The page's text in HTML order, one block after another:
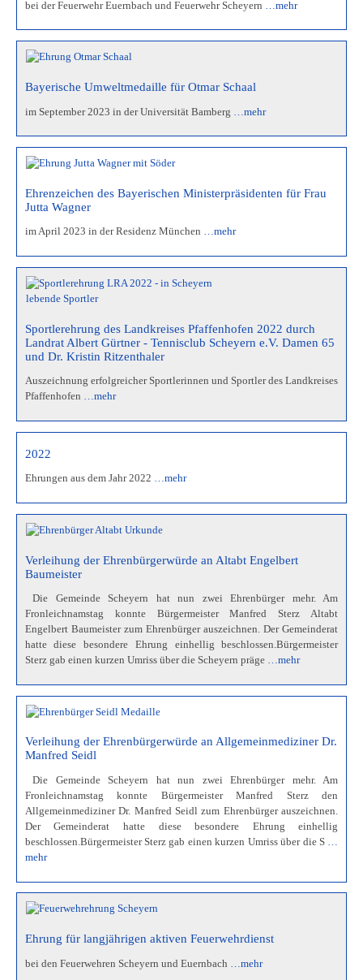
bei der Feuerwehr Euernbach und Feuerwehr Scheyern …mehr
Bayerische Umweltmedaille für Otmar Schaal
im September 2023 in der Universität Bamberg …mehr
Ehrenzeichen des Bayerischen Ministerpräsidenten für Frau
Jutta Wagner
im April 2023 in der Residenz München …mehr
Sportlerehrung des Landkreises Pfaffenhofen 2022 durch
Landrat Albert Gürtner - Tennisclub Scheyern e.V. Damen 65
und Dr. Kristin Ritzenthaler
Auszeichnung erfolgreicher Sportlerinnen und Sportler des Landkreises
Pfaffenhofen …mehr
2022
Ehrungen aus dem Jahr 2022 …mehr
Verleihung der Ehrenbürgerwürde an Altabt Engelbert
Baumeister
Die Gemeinde Scheyern hat nun zwei Ehrenbürger mehr. Am
Fronleichnamstag konnte Bürgermeister Manfred Sterz Altabt
Engelbert Baumeister zum Ehrenbürger auszeichnen. Der Gemeinderat
hatte diese besondere Ehrung einhellig beschlossen.Bürgermeister
Sterz gab einen kurzen Umriss über die Scheyern präge …mehr
Verleihung der Ehrenbürgerwürde an Allgemeinmediziner Dr.
Manfred Seidl
Die Gemeinde Scheyern hat nun zwei Ehrenbürger mehr. Am
Fronleichnamstag konnte Bürgermeister Manfred Sterz den
Allgemeinmediziner Dr. Manfred Seidl zum Ehrenbürger auszeichnen.
Der Gemeinderat hatte diese besondere Ehrung einhellig
beschlossen.Bürgermeister Sterz gab einen kurzen Umriss über die S …
mehr
Ehrung für langjährigen aktiven Feuerwehrdienst
bei den Feuerwehren Scheyern und Euernbach …mehr